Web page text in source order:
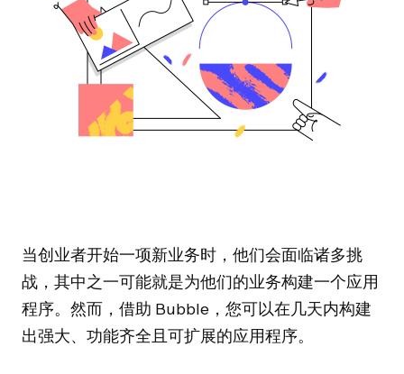
当创业者开始一项新业务时，他们会面临诸多挑
战，其中之一可能就是为他们的业务构建一个应用
程序。然而，借助 Bubble，您可以在几天内构建
出强大、功能齐全且可扩展的应用程序。